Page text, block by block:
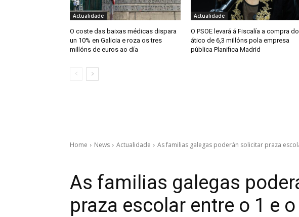
Actualidade
O coste das baixas médicas dispara
un 10% en Galicia e roza os tres
millóns de euros ao día
Actualidade
O PSOE levará á Fiscalía a compra do
ático de 6,3 millóns pola empresa
pública Planifica Madrid